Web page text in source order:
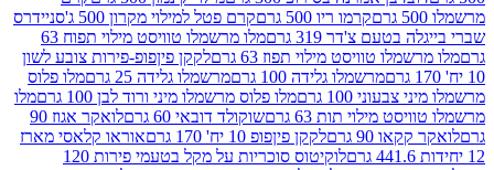
קרמו ריו 500 גרם
קרם פטל למילוי מקרון 500 ג'
סניידרס
צ'דר 319 גרם
מלו מרשמלו טוויסט מילוי תפוח 63
טוויסט מילוי תפוז 63 גרם
לקקן פיןפופ-פירות צובע לשון
מרשמלו גלידה 100 גרם
מרשמלו גלידה 25 גרם
מלו פלוס
100 גרם
מלו פלוס מרשמלו מיני ורוד לבן 100 גרם
מלו
מילוי תות 63 גרם
שוקולד דובאי 60 גרם
לואקר אגוז 90
90 גרם
לקקן פיןפופ 10 יח' 170 גרם
אוראו קלאסי מארז
לוקיטוס סוכריות על מקל בטעמי פירות 120